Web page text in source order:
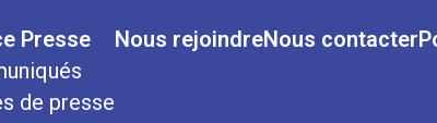
Presse
de presse
Nous rejoindreNous contacter